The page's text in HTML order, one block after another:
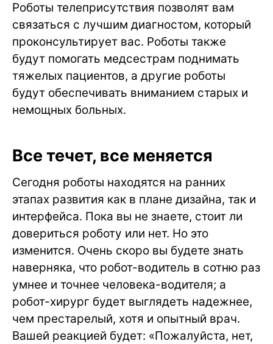
Роботы телеприсутствия позволят вам
связаться с лучшим диагностом, который
проконсультирует вас. Роботы также
будут помогать медсестрам поднимать
тяжелых пациентов, а другие роботы
будут обеспечивать вниманием старых и
немощных больных.
Все течет, все меняется
Сегодня роботы находятся на ранних
этапах развития как в плане дизайна, так и
интерфейса. Пока вы не знаете, стоит ли
довериться роботу или нет. Но это
изменится. Очень скоро вы будете знать
наверняка, что робот-водитель в сотню раз
умнее и точнее человека-водителя; а
робот-хирург будет выглядеть надежнее,
чем престарелый, хотя и опытный врач.
Вашей реакцией будет: «Пожалуйста, нет,